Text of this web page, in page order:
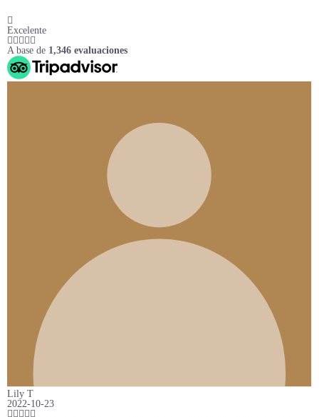
Excelente
A base de 1,346 evaluaciones
Lily T
2022-10-23